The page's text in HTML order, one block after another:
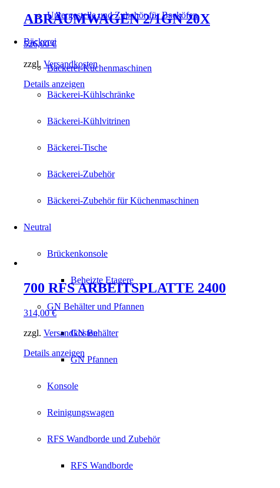
Untergestelle und Zubehör für Backöfen
Bäckerei
Bäckerei-Küchenmaschinen
Bäckerei-Kühlschränke
Bäckerei-Kühlvitrinen
Bäckerei-Tische
Bäckerei-Zubehör
Bäckerei-Zubehör für Küchenmaschinen
Neutral
Brückenkonsole
Beheizte Etagere
GN Behälter und Pfannen
GN Behälter
GN Pfannen
Konsole
Reinigungswagen
RFS Wandborde und Zubehör
RFS Wandborde
ABRÄUMWAGEN 2/1GN 20X
526,00€
zzgl. Versandkosten
Details anzeigen
700 RFS ARBEITSPLATTE 2400
314,00€
zzgl. Versandkosten
Details anzeigen